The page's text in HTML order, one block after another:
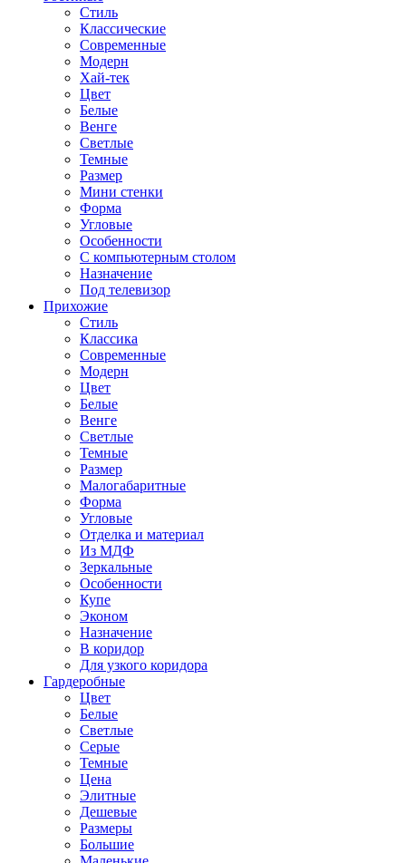
Стиль
Классические
Современные
Модерн
Хай-тек
Цвет
Белые
Венге
Светлые
Темные
Размер
Мини стенки
Форма
Угловые
Особенности
С компьютерным столом
Назначение
Под телевизор
Прихожие
Стиль
Классика
Современные
Модерн
Цвет
Белые
Венге
Светлые
Темные
Размер
Малогабаритные
Форма
Угловые
Отделка и материал
Из МДФ
Зеркальные
Особенности
Купе
Эконом
Назначение
В коридор
Для узкого коридора
Гардеробные
Цвет
Белые
Светлые
Серые
Темные
Цена
Элитные
Дешевые
Размеры
Большие